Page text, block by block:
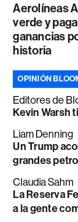
Aerolíneas
verde y
ganancias
historia
OPINIÓN
Editores de
Kevin Warsh
Liam Denning
Un Trump
grandes
Claudia Sahm
La Reserva
a la gente